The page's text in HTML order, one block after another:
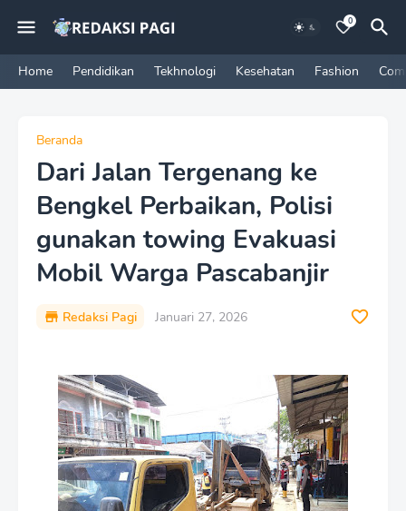
0
Home Pendidikan Tekhnologi Kesehatan Fashion
Beranda
Dari Jalan Tergenang ke
Bengkel Perbaikan, Polisi
gunakan towing Evakuasi
Mobil Warga Pascabanjir
Redaksi Pagi Januari 27, 2026